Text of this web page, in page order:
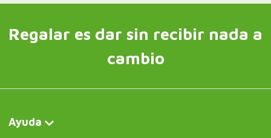
Regalar es dar sin recibir nada a
cambio
Ayuda